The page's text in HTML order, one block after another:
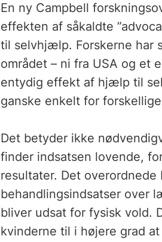
En ny Campbell
effekten af såkaldte
til selvhjælp. Forskerne har
området – ni fra USA og et
entydig effekt af hjælp til
ganske enkelt for
Det betyder ikke
finder indsatsen lovende,
resultater. Det
behandlingsindsatser over
bliver udsat for fysisk vold.
kvinderne til i højere grad